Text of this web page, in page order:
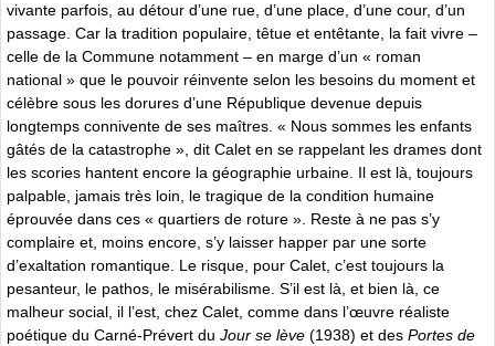
vivante parfois, au détour d’une rue, d’une place, d’une cour, d’un
passage. Car la tradition populaire, têtue et entêtante, la fait vivre –
celle de la Commune notamment – en marge d’un « roman
national » que le pouvoir réinvente selon les besoins du moment et
célèbre sous les dorures d’une République devenue depuis
longtemps connivente de ses maîtres. « Nous sommes les enfants
gâtés de la catastrophe », dit Calet en se rappelant les drames dont
les scories hantent encore la géographie urbaine. Il est là, toujours
palpable, jamais très loin, le tragique de la condition humaine
éprouvée dans ces « quartiers de roture ». Reste à ne pas s’y
complaire et, moins encore, s’y laisser happer par une sorte
d’exaltation romantique. Le risque, pour Calet, c’est toujours la
pesanteur, le pathos, le misérabilisme. S’il est là, et bien là, ce
malheur social, il l’est, chez Calet, comme dans l’œuvre réaliste
poétique du Carné-Prévert du Jour se lève (1938) et des Portes de